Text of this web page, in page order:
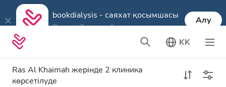
bookdialysis - саяхат қосымшасы
Диализді 3 қадамда брондаңыз
Алу
KK
Ras Al Khaimah жерінде 2 клиника
көрсетілуде